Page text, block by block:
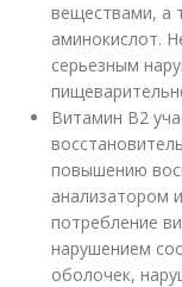
веществами, а
аминокислот.
серьезным
Витамин В2
повышению
анализатором
потребление
нарушением
оболочек,